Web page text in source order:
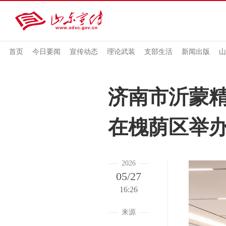
首页 今日要闻 宣传动态 理论武装 支部生活 新闻出版
济南市沂蒙
在槐荫区举
2026
05/27
16:26
来源